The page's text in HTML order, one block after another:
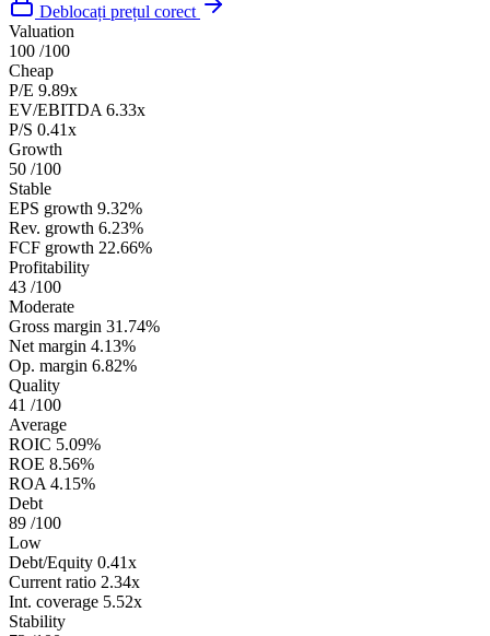
Deblocați prețul corect
Valuation
100 /100
Cheap
P/E 9.89x
EV/EBITDA 6.33x
P/S 0.41x
Growth
50 /100
Stable
EPS growth 9.32%
Rev. growth 6.23%
FCF growth 22.66%
Profitability
43 /100
Moderate
Gross margin 31.74%
Net margin 4.13%
Op. margin 6.82%
Quality
41 /100
Average
ROIC 5.09%
ROE 8.56%
ROA 4.15%
Debt
89 /100
Low
Debt/Equity 0.41x
Current ratio 2.34x
Int. coverage 5.52x
Stability